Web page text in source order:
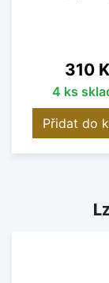
Cena
310
4 ks
Přidat do